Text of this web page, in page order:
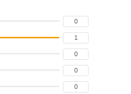
0
1
0
0
0